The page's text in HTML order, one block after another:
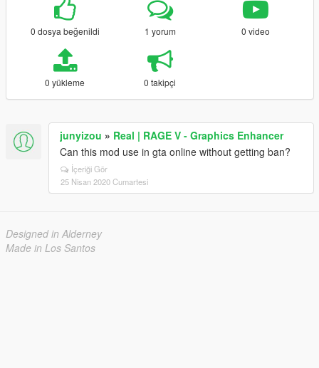
0 dosya beğenildi 1 yorum 0 video
0 yükleme 0 takipçi
junyizou » Real | RAGE V - Graphics Enhancer
Can this mod use in gta online without getting ban?
İçeriği Gör
25 Nisan 2020 Cumartesi
Designed in Alderney
Made in Los Santos